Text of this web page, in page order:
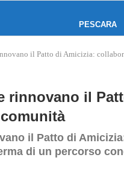
PESCARA
il Patto di Amicizia:
rinnovano il
il Patto di
di un percorso